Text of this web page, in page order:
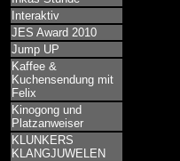
Interaktiv
JES Award 2010
Jump UP
Kaffee &
Kuchensendung mit
Felix
Kinogong und
Platzanweiser
KLUNKERS
KLANGJUWELEN